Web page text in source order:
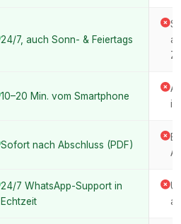
24/7, auch Sonn- & Feiertags
10–20 Min. vom Smartphone
Sofort nach Abschluss (PDF)
24/7 WhatsApp-Support in
Echtzeit